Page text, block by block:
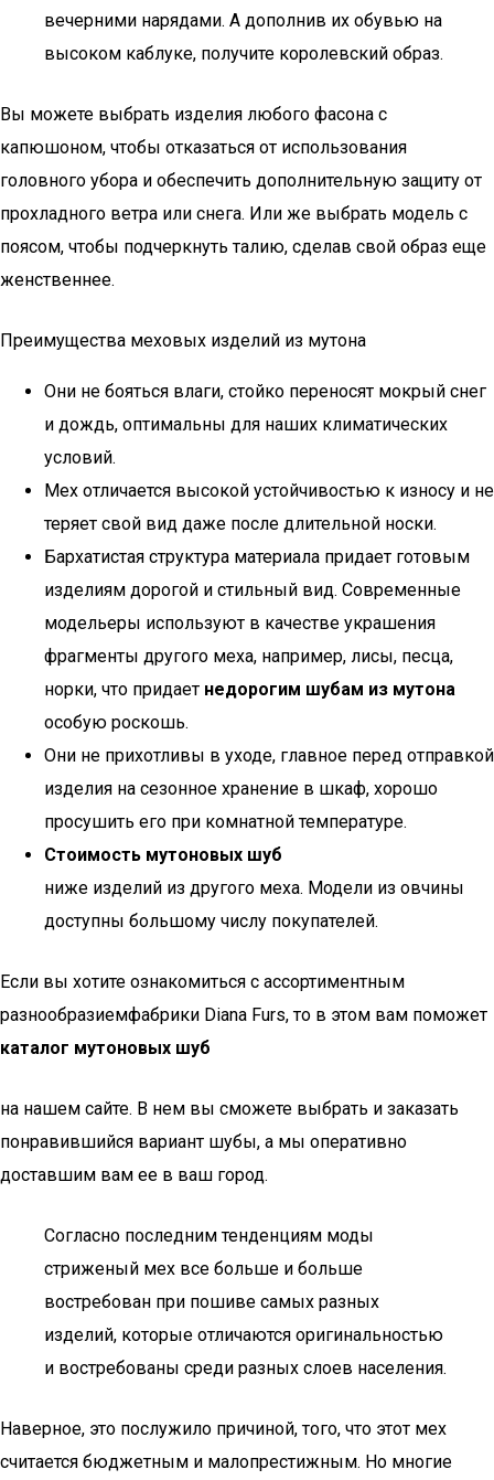
вечерними нарядами. А дополнив их обувью на
высоком каблуке, получите королевский образ.
Вы можете выбрать изделия любого фасона с
капюшоном, чтобы отказаться от использования
головного убора и обеспечить дополнительную защиту от
прохладного ветра или снега. Или же выбрать модель с
поясом, чтобы подчеркнуть талию, сделав свой образ еще
женственнее.
Преимущества меховых изделий из мутона
Они не бояться влаги, стойко переносят мокрый снег
и дождь, оптимальны для наших климатических
условий.
Мех отличается высокой устойчивостью к износу и не
теряет свой вид даже после длительной носки.
Бархатистая структура материала придает готовым
изделиям дорогой и стильный вид. Современные
модельеры используют в качестве украшения
фрагменты другого меха, например, лисы, песца,
норки, что придает недорогим шубам из мутона
особую роскошь.
Они не прихотливы в уходе, главное перед отправкой
изделия на сезонное хранение в шкаф, хорошо
просушить его при комнатной температуре.
Стоимость мутоновых шуб
ниже изделий из другого меха. Модели из овчины
доступны большому числу покупателей.
Если вы хотите ознакомиться с ассортиментным
разнообразиемфабрики Diana Furs, то в этом вам поможет
каталог мутоновых шуб
на нашем сайте. В нем вы сможете выбрать и заказать
понравившийся вариант шубы, а мы оперативно
доставшим вам ее в ваш город.
Согласно последним тенденциям моды
стриженый мех все больше и больше
востребован при пошиве самых разных
изделий, которые отличаются оригинальностью
и востребованы среди разных слоев населения.
Наверное, это послужило причиной, того, что этот мех
считается бюджетным и малопрестижным. Но многие